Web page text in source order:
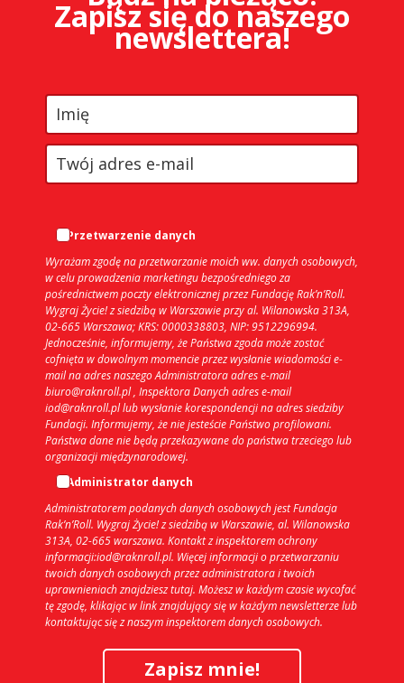
Zapisz się do naszego
newslettera!
Przetwarzenie danych
Wyrażam zgodę na przetwarzanie moich ww. danych osobowych,
w celu prowadzenia marketingu bezpośredniego za
pośrednictwem poczty elektronicznej przez Fundację Rak’n’Roll.
Wygraj Życie! z siedzibą w Warszawie przy al. Wilanowska 313A,
02-665 Warszawa; KRS: 0000338803, NIP: 9512296994.
Jednocześnie, informujemy, że Państwa zgoda może zostać
cofnięta w dowolnym momencie przez wysłanie wiadomości e-
mail na adres naszego Administratora adres e-mail
biuro@raknroll.pl , Inspektora Danych adres e-mail
iod@raknroll.pl lub wysłanie korespondencji na adres siedziby
Fundacji. Informujemy, że nie jesteście Państwo profilowani.
Państwa dane nie będą przekazywane do państwa trzeciego lub
organizacji międzynarodowej.
Administrator danych
Administratorem podanych danych osobowych jest Fundacja
Rak’n’Roll. Wygraj Życie! z siedzibą w Warszawie, al. Wilanowska
313A, 02-665 warszawa. Kontakt z inspektorem ochrony
informacji:iod@raknroll.pl. Więcej informacji o przetwarzaniu
twoich danych osobowych przez administratora i twoich
uprawnieniach znajdziesz tutaj. Możesz w każdym czasie wycofać
tę zgodę, klikając w link znajdujący się w każdym newsletterze lub
kontaktując się z naszym inspektorem danych osobowych.
Zapisz mnie!